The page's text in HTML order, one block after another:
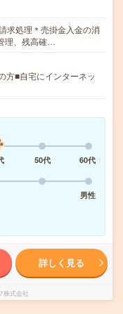
求処理＊売掛金入金の消
理、残高確…
方■自宅にインターネッ
50代
60代
男性
詳しく見る
株式会社